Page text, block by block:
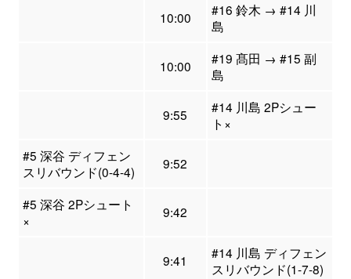
10:00
#16 鈴木 → #14 川
島
10:00
#19 髙田 → #15 副
島
9:55
#14 川島 2Pシュー
ト×
#5 深谷 ディフェン
スリバウンド(0-4-4)
9:52
#5 深谷 2Pシュート
×
9:42
9:41
#14 川島 ディフェン
スリバウンド(1-7-8)